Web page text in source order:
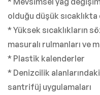
olduğu düşük
* Yüksek sıcaklıkların
masuralı rulmanları ve
* Plastik kalenderler
* Denizcilik
santrifüj uygulamaları